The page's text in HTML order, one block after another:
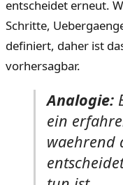
entscheidet erneut.
Schritte,
definiert, daher ist
vorhersagbar.
Analogie:
ein
waehrend